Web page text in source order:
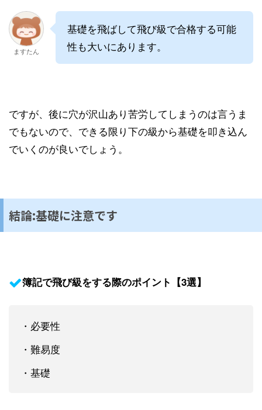
ますたん
基礎を飛ばして飛び級で合格する可能
性も大いにあります。
ですが、後に穴が沢山あり苦労してしまうのは言うま
でもないので、できる限り下の級から基礎を叩き込ん
でいくのが良いでしょう。
結論:基礎に注意です
簿記で飛び級をする際のポイント【3選】
・必要性
・難易度
・基礎